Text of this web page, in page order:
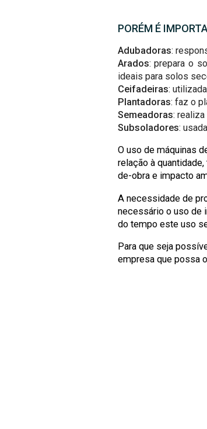
PORÉM É
Adubadoras:
Arados: prepara o
ideais para solos
Ceifadeiras:
Plantadoras: faz o
Semeadoras:
Subsoladores:
O uso de máquinas
relação à
de-obra e impacto
A necessidade de
necessário o uso de
do tempo este uso
Para que seja
empresa que possa